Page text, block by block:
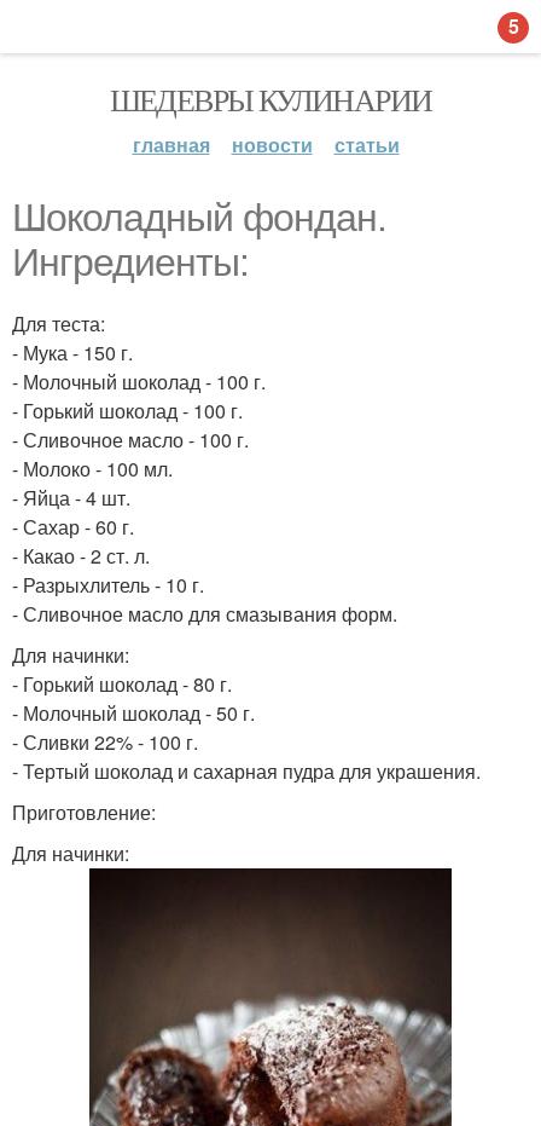
ШЕДЕВРЫ КУЛИНАРИИ
главная новости статьи
Шоколадный фондан.
Ингредиенты:
Для теста:
- Мука - 150 г.
- Молочный шоколад - 100 г.
- Горький шоколад - 100 г.
- Сливочное масло - 100 г.
- Молоко - 100 мл.
- Яйца - 4 шт.
- Сахар - 60 г.
- Какао - 2 ст. л.
- Разрыхлитель - 10 г.
- Сливочное масло для смазывания форм.
Для начинки:
- Горький шоколад - 80 г.
- Молочный шоколад - 50 г.
- Сливки 22% - 100 г.
- Тертый шоколад и сахарная пудра для украшения.
Приготовление:
Для начинки:
5